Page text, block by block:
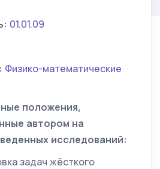
01.01.09
Физико-математические
положения,
автором на
исследований:
задач жёсткого